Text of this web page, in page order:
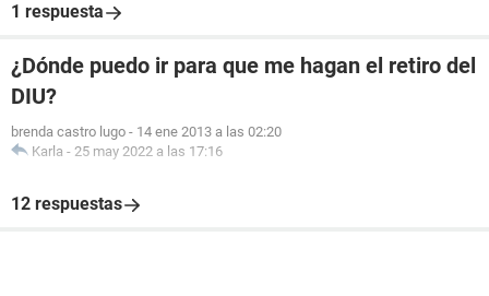
1 respuesta
¿Dónde puedo ir para que me hagan el retiro del
DIU?
brenda castro lugo - 14 ene 2013 a las 02:20
Karla - 25 may 2022 a las 17:16
12 respuestas